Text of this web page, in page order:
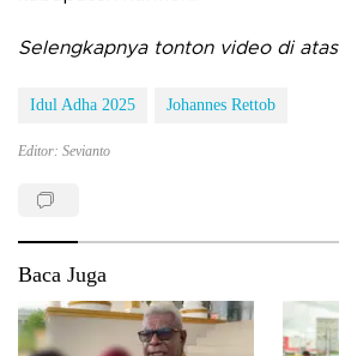
Selengkapnya tonton video di atas
Idul Adha 2025 Johannes Rettob
Editor: Sevianto
Baca Juga